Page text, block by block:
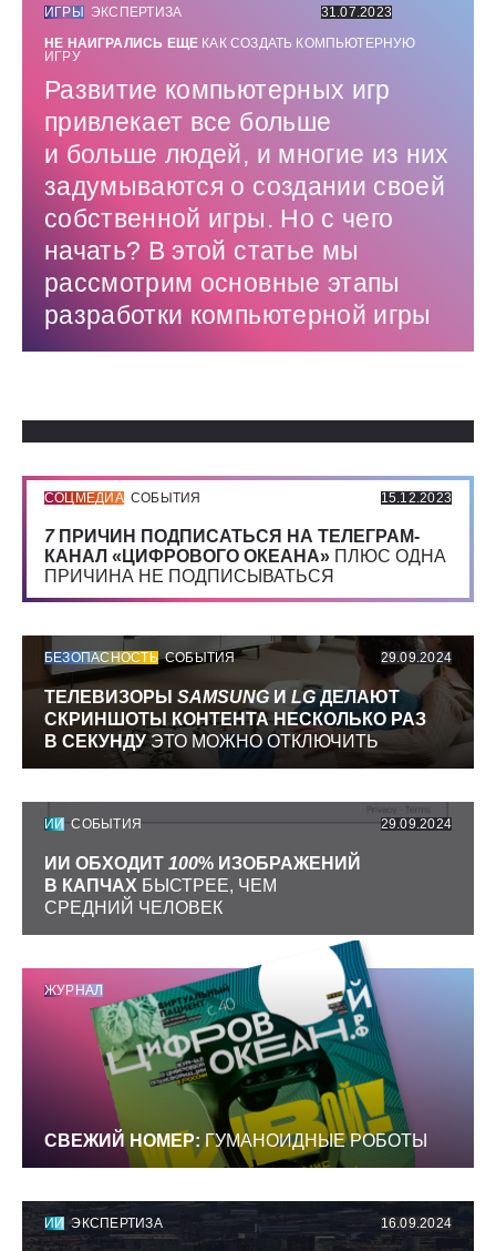
ИГРЫ
ЭКСПЕРТИЗА
31.07.2023
НЕ НАИГРАЛИСЬ ЕЩЕ КАК СОЗДАТЬ КОМПЬЮТЕРНУЮ
ИГРУ
Развитие компьютерных игр
привлекает все больше
и больше людей, и многие из них
задумываются о создании своей
собственной игры. Но с чего
начать? В этой статье мы
рассмотрим основные этапы
разработки компьютерной игры
СОЦМЕДИА СОБЫТИЯ 15.12.2023
7 ПРИЧИН ПОДПИСАТЬСЯ НА ТЕЛЕГРАМ-
КАНАЛ «ЦИФРОВОГО ОКЕАНА» ПЛЮС ОДНА
ПРИЧИНА НЕ ПОДПИСЫВАТЬСЯ
БЕЗОПАСНОСТЬ СОБЫТИЯ 29.09.2024
ТЕЛЕВИЗОРЫ SAMSUNG И LGДЕЛАЮТ
СКРИНШОТЫ КОНТЕНТА НЕСКОЛЬКО РАЗ
В СЕКУНДУЭТО МОЖНО ОТКЛЮЧИТЬ
ИИ СОБЫТИЯ 29.09.2024
ИИ ОБХОДИТ 100% ИЗОБРАЖЕНИЙ
В КАПЧАХ БЫСТРЕЕ, ЧЕМ
СРЕДНИЙ ЧЕЛОВЕК
ЖУРНАЛ
СВЕЖИЙ НОМЕР: ГУМАНОИДНЫЕ РОБОТЫ
ИИ ЭКСПЕРТИЗА 16.09.2024